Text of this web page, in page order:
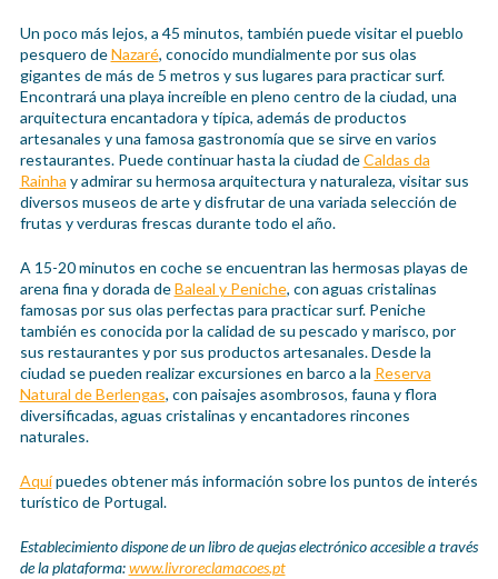
Un poco más lejos, a 45 minutos, también puede visitar el pueblo
pesquero deNazaré, conocido mundialmente por sus olas
gigantes de más de 5 metros y sus lugares para practicar surf.
Encontrará una playa increíble en pleno centro de la ciudad, una
arquitectura encantadora y típica, además de productos
artesanales y una famosa gastronomía que se sirve en varios
restaurantes. Puede continuar hasta la ciudad deCaldas da
Rainha y admirar su hermosa arquitectura y naturaleza, visitar sus
diversos museos de arte y disfrutar de una variada selección de
frutas y verduras frescas durante todo el año.
A 15-20 minutos en coche se encuentran las hermosas playas de
arena fina y dorada deBaleal y Peniche, con aguas cristalinas
famosas por sus olas perfectas para practicar surf. Peniche
también es conocida por la calidad de su pescado y marisco, por
sus restaurantes y por sus productos artesanales. Desde la
ciudad se pueden realizar excursiones en barco a la Reserva
Natural de Berlengas, con paisajes asombrosos, fauna y flora
diversificadas, aguas cristalinas y encantadores rincones
naturales.
Aquípuedes obtener más información sobre los puntos de interés
turístico de Portugal.
Establecimiento dispone de un libro de quejas electrónico accesible a través
de la plataforma:www.livroreclamacoes.pt